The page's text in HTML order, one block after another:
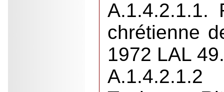
A.1.4.2.1.1.
chrétienne
1972 LAL 49.